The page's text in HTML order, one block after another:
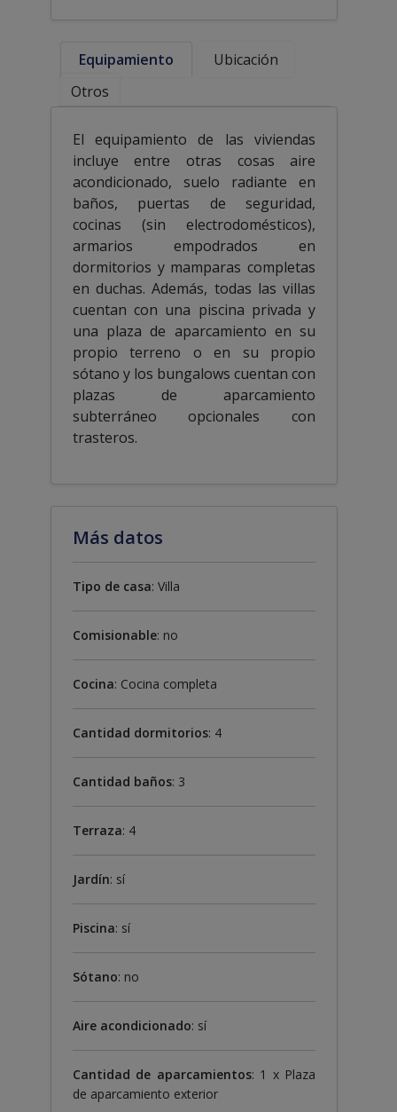
Equipamiento
Ubicación
Otros
El equipamiento de las viviendas
incluye entre otras cosas aire
acondicionado, suelo radiante en
baños, puertas de seguridad,
cocinas (sin electrodomésticos),
armarios empodrados en
dormitorios y mamparas completas
en duchas. Además, todas las villas
cuentan con una piscina privada y
una plaza de aparcamiento en su
propio terreno o en su propio
sótano y los bungalows cuentan con
plazas de aparcamiento
subterráneo opcionales con
trasteros.
Más datos
Tipo de casa: Villa
Comisionable: no
Cocina: Cocina completa
Cantidad dormitorios: 4
Cantidad baños: 3
Terraza: 4
Jardín: sí
Piscina: sí
Sótano: no
Aire acondicionado: sí
Cantidad de aparcamientos: 1 x Plaza
de aparcamiento exterior